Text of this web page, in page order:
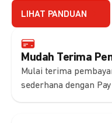
Mudah Terima
Mulai terima
sederhana dengan
LIHAT PANDUAN